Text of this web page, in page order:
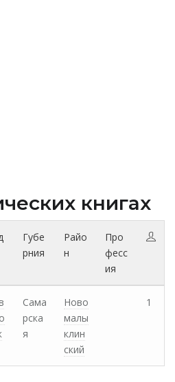
книгах
Губе
рния
Райо
н
Про
фесс
ия
Сама
рска
я
Ново
малы
клин
ский
1